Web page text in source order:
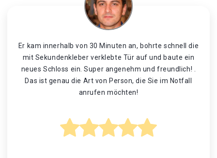
Er kam innerhalb von 30 Minuten an, bohrte schnell die
mit Sekundenkleber verklebte Tür auf und baute ein
neues Schloss ein. Super angenehm und freundlich! .
Das ist genau die Art von Person, die Sie im Notfall
anrufen möchten!